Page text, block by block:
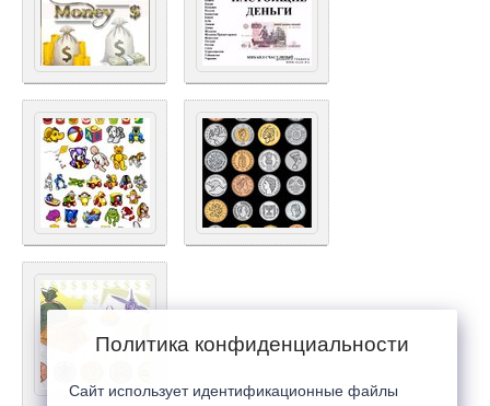
Политика конфиденциальности
Сайт использует идентификационные файлы